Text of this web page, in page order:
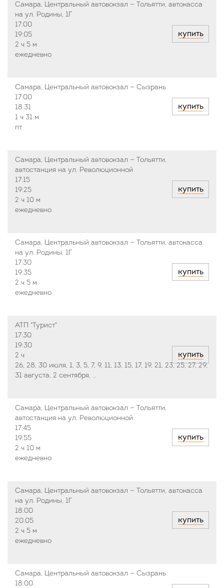
Самара, Центральный автовокзал — Тольятти, автокасса
на ул. Родины, 1Г
17:00
19:05
2 ч 5 м
ежедневно
купить
Самара, Центральный автовокзал — Сызрань
17:00
18:31
1 ч 31 м
пт
купить
Самара, Центральный автовокзал — Тольятти,
автостанция на ул. Революционной
17:15
19:25
2 ч 10 м
ежедневно
купить
Самара, Центральный автовокзал — Тольятти, автокасса
на ул. Родины, 1Г
17:30
19:35
2 ч 5 м
ежедневно
купить
АТП "Турист"
17:30
19:30
2 ч
26, 28, 30 июля, 1, 3, 5, 7, 9, 11, 13, 15, 17, 19, 21, 23, 25, 27, 29,
31 августа, 2 сентября, …
купить
Самара, Центральный автовокзал — Тольятти,
автостанция на ул. Революционной
17:45
19:55
2 ч 10 м
ежедневно
купить
Самара, Центральный автовокзал — Тольятти, автокасса
на ул. Родины, 1Г
18:00
20:05
2 ч 5 м
ежедневно
купить
Самара, Центральный автовокзал — Сызрань
18:00